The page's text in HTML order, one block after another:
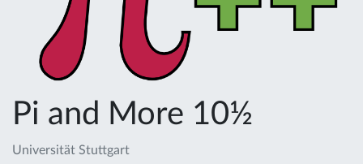
Pi and More 10½
Universität Stuttgart